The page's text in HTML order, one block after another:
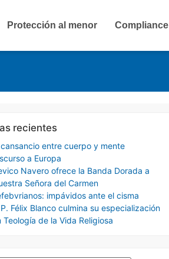
Protección al menor Compliance
recientes
cansancio entre cuerpo y mente
a Europa
Navero ofrece la Banda Dorada a
Señora del Carmen
impávidos ante el cisma
P. Félix Blanco culmina su especialización
Teología de la Vida Religiosa